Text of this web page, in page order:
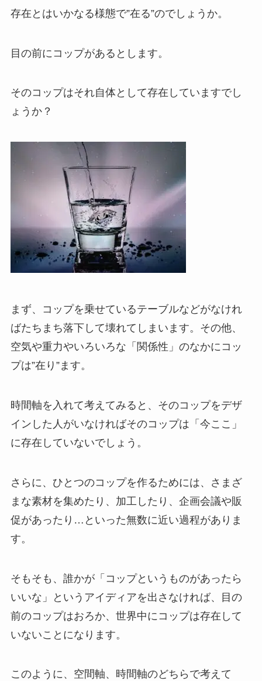
存在とはいかなる様態で”在る”のでしょうか。
目の前にコップがあるとします。
そのコップはそれ自体として存在していますでし
ょうか？
まず、コップを乗せているテーブルなどがなけれ
ばたちまち落下して壊れてしまいます。その他、
空気や重力やいろいろな「関係性」のなかにコッ
プは”在り”ます。
時間軸を入れて考えてみると、そのコップをデザ
インした人がいなければそのコップは「今ここ」
に存在していないでしょう。
さらに、ひとつのコップを作るためには、さまざ
まな素材を集めたり、加工したり、企画会議や販
促があったり…といった無数に近い過程がありま
す。
そもそも、誰かが「コップというものがあったら
いいな」というアイディアを出さなければ、目の
前のコップはおろか、世界中にコップは存在して
いないことになります。
このように、空間軸、時間軸のどちらで考えて